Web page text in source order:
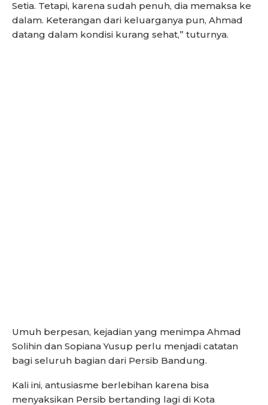
Setia. Tetapi, karena sudah penuh, dia memaksa ke
dalam. Keterangan dari keluarganya pun, Ahmad
datang dalam kondisi kurang sehat,” tuturnya.
Umuh berpesan, kejadian yang menimpa Ahmad
Solihin dan Sopiana Yusup perlu menjadi catatan
bagi seluruh bagian dari Persib Bandung.
Kali ini, antusiasme berlebihan karena bisa
menyaksikan Persib bertanding lagi di Kota